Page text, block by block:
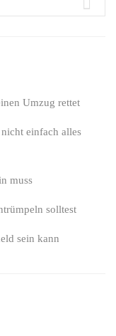
Umzug rettet
einfach alles
muss
solltest
sein kann